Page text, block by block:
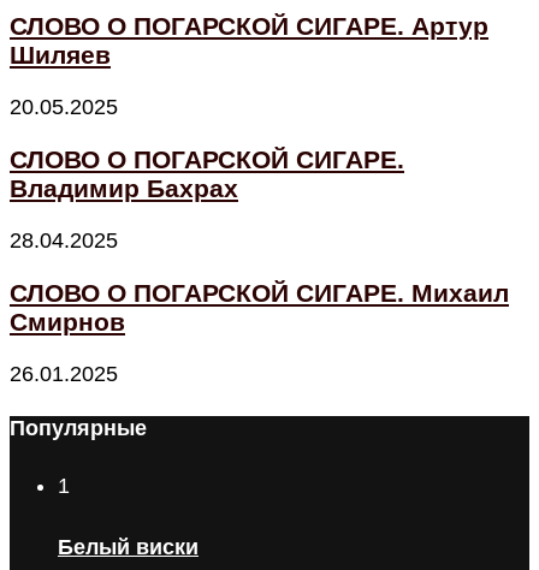
СЛОВО О ПОГАРСКОЙ СИГАРЕ. Артур
Шиляев
20.05.2025
СЛОВО О ПОГАРСКОЙ СИГАРЕ.
Владимир Бахрах
28.04.2025
СЛОВО О ПОГАРСКОЙ СИГАРЕ. Михаил
Смирнов
26.01.2025
Популярные
1
Белый виски